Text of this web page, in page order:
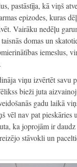
pastāstīja, kā viņš
epizodes, kuras
Vairāku nedēļu
domas un
iemeslus,
viņu izvērtēt savu
bieži juta
gadu laikā
vēl nav pat pieskāries
ka joprojām ir
stāvokli un